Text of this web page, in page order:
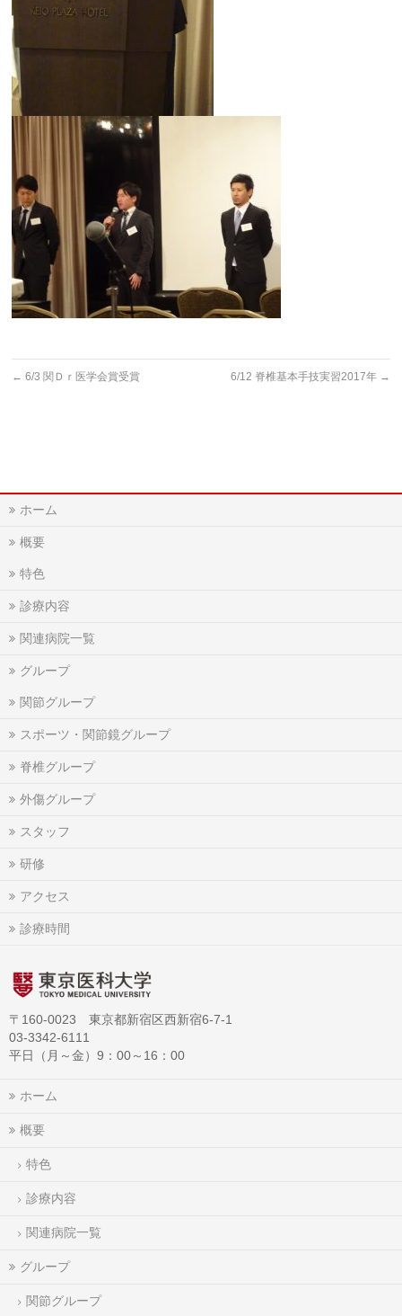
← 6/3 関Ｄｒ医学会賞受賞 6/12 脊椎基本手技実習2017年 →
ホーム
概要
特色
診療内容
関連病院一覧
グループ
関節グループ
スポーツ・関節鏡グループ
脊椎グループ
外傷グループ
スタッフ
研修
アクセス
診療時間
〒160-0023 東京都新宿区西新宿6-7-1
03-3342-6111
平日（月～金）9：00～16：00
ホーム
概要
特色
診療内容
関連病院一覧
グループ
関節グループ